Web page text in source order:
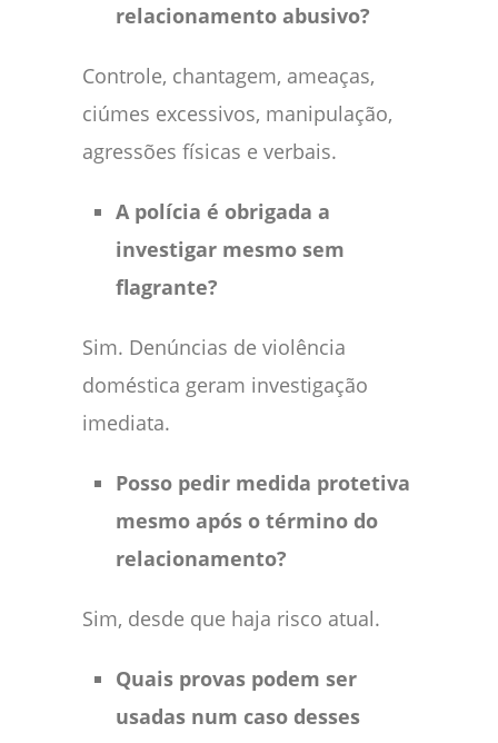
relacionamento abusivo?
Controle, chantagem, ameaças,
ciúmes excessivos, manipulação,
agressões físicas e verbais.
A polícia é obrigada a
investigar mesmo sem
flagrante?
Sim. Denúncias de violência
doméstica geram investigação
imediata.
Posso pedir medida protetiva
mesmo após o término do
relacionamento?
Sim, desde que haja risco atual.
Quais provas podem ser
usadas num caso desses